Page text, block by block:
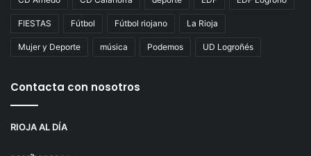
FIESTAS Fútbol Fútbol riojano La Rioja
Mujer y Deporte música Podemos UD Logroñés
Contacta con nosotros
RIOJA AL DÍA